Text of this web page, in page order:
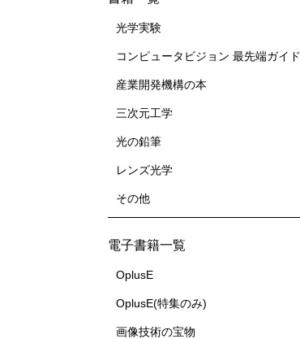
光学実験
コンピュータビジョン 最先端ガイド
産業開発機構の本
三次元工学
光の鉛筆
レンズ光学
その他
電子書籍一覧
OplusE
OplusE(特集のみ)
画像技術の宝物